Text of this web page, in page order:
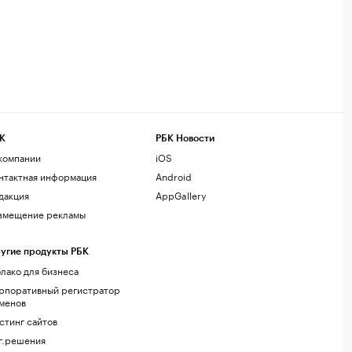
информация
рекламы
продукты РБК
для бизнеса
регистратор
сайтов
РБК Новости
iOS
Android
AppGallery